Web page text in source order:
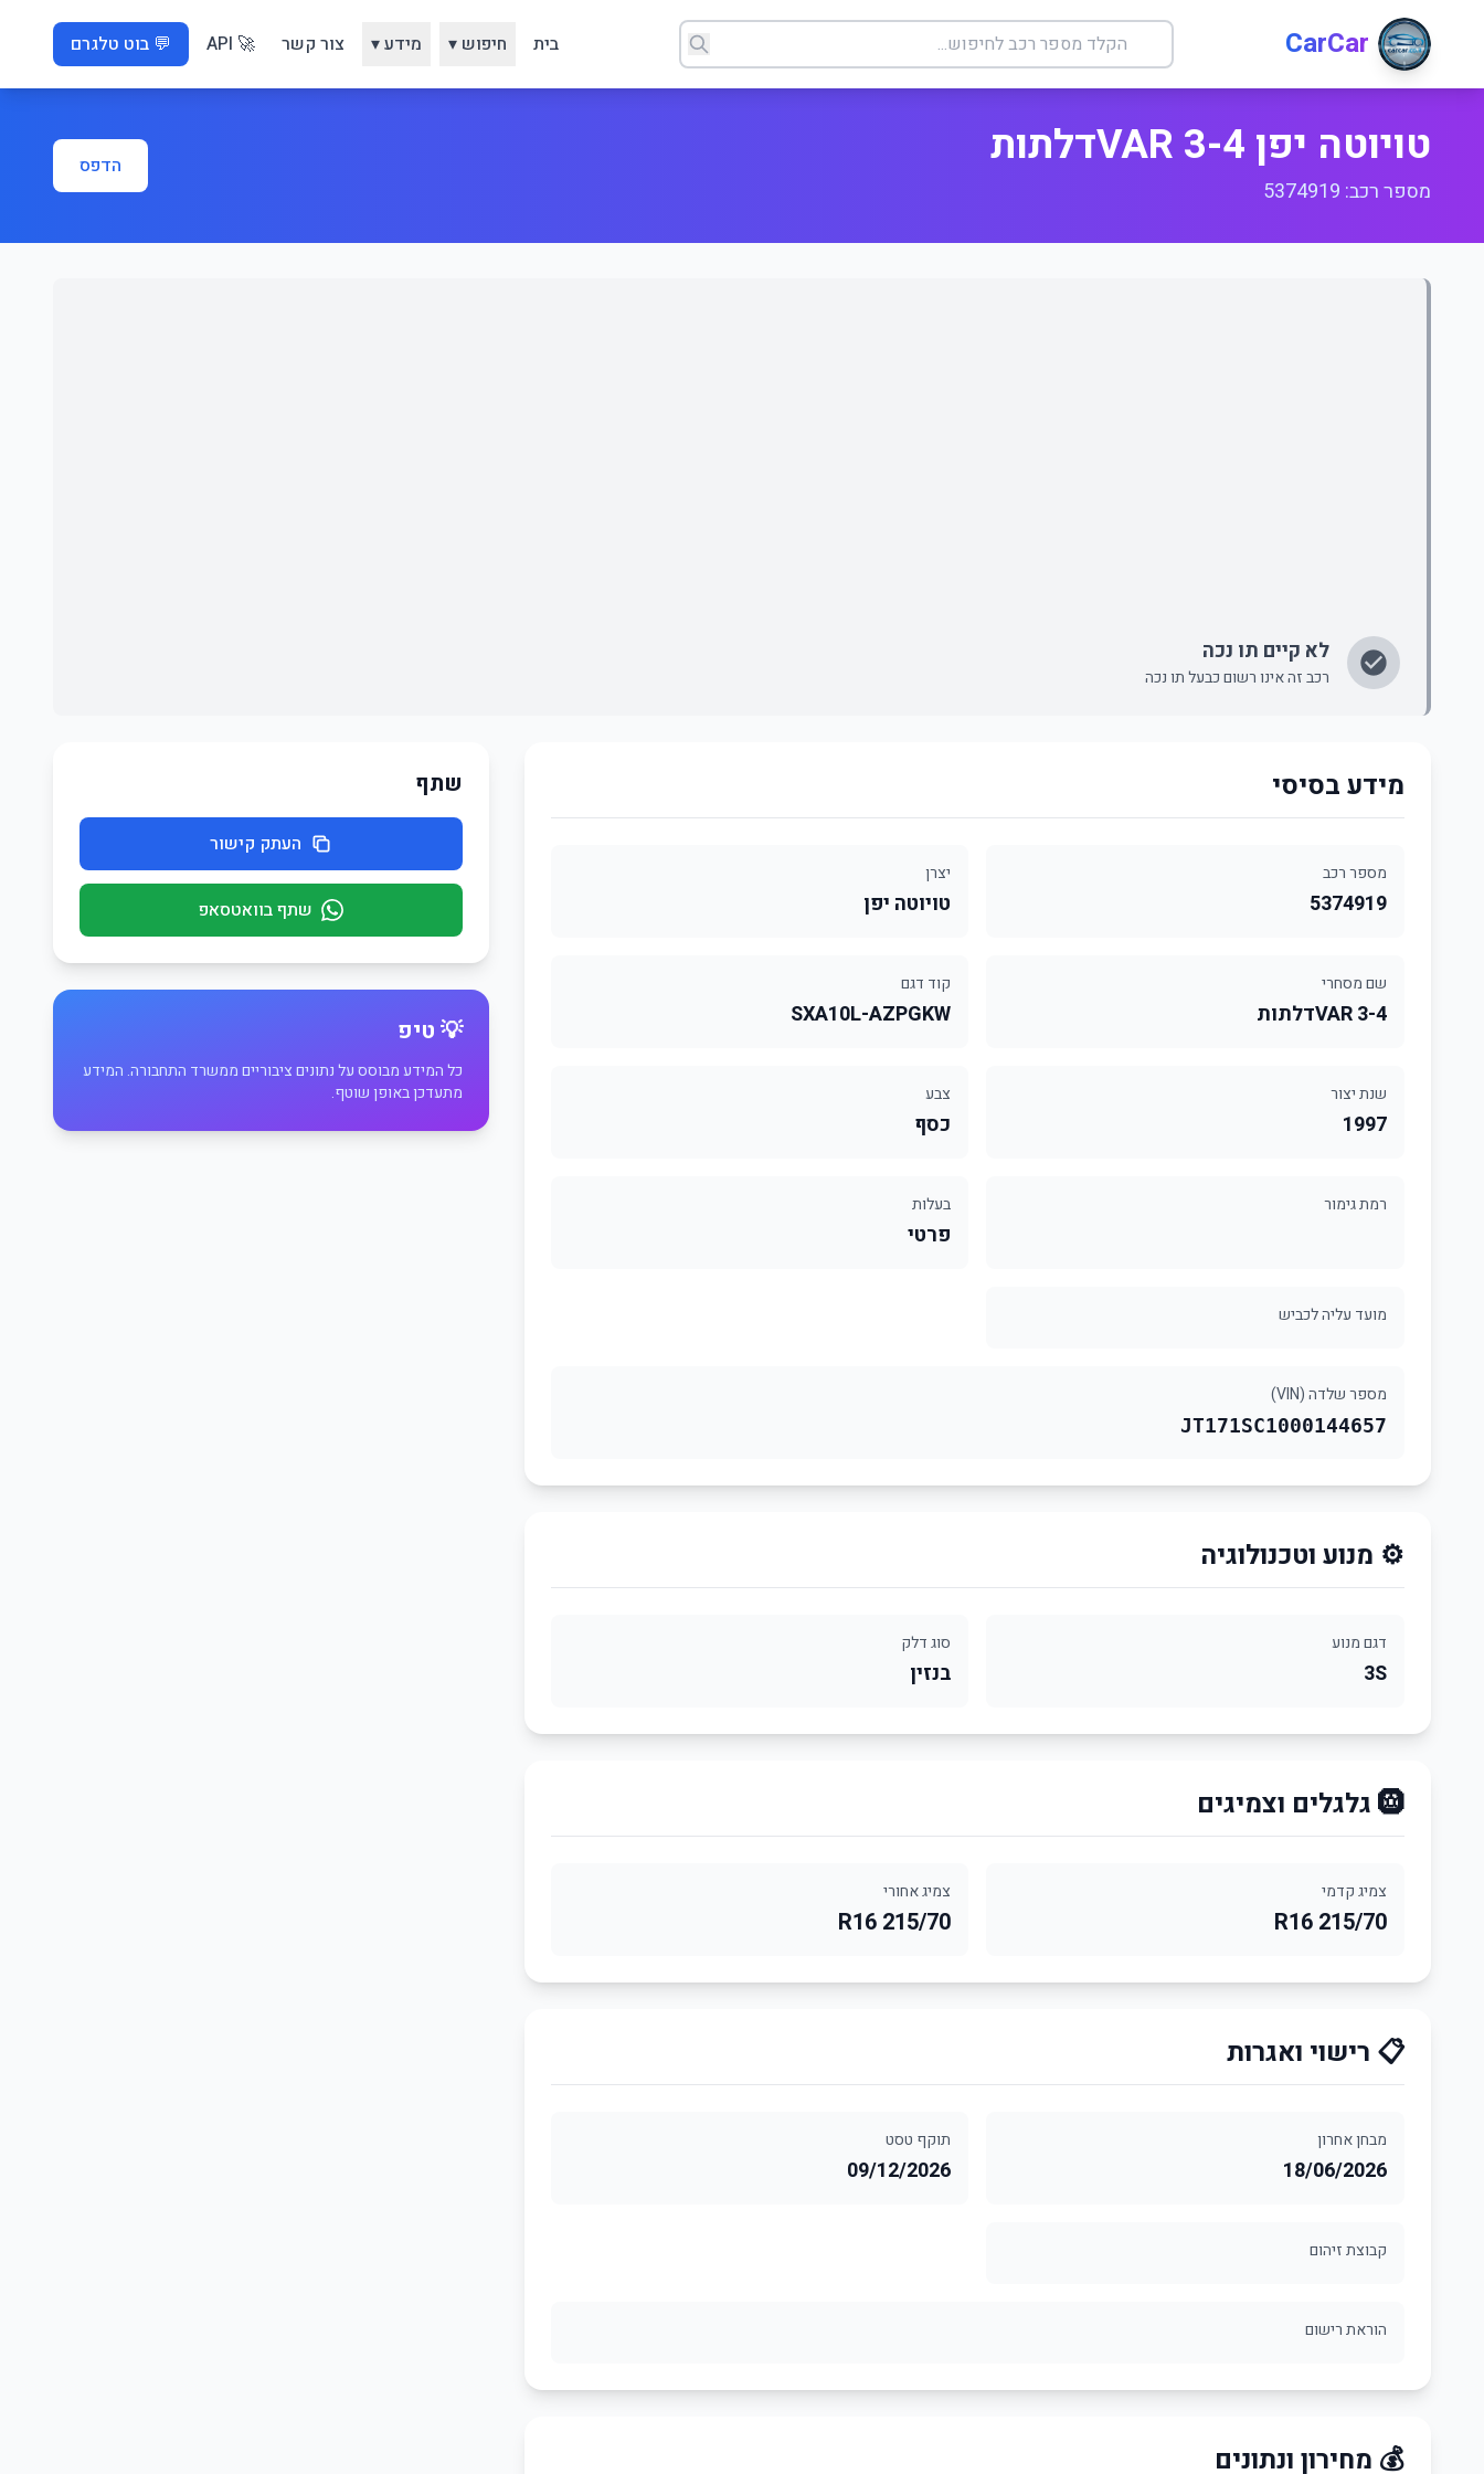
CarCar בית חיפוש ▾ מידע ▾ צור קשר 🚀 API 💬 בוט טלגרם
טויוטה יפן 4-VAR 3דלתות
מספר רכב: 5374919
הדפס
לא קיים תו נכה
רכב זה אינו רשום כבעל תו נכה
מידע בסיסי
מספר רכב
5374919
יצרן
טויוטה יפן
שם מסחרי
4-VAR 3דלתות
קוד דגם
SXA10L-AZPGKW
שנת יצור
1997
צבע
כסף
רמת גימור בעלות
פרטי
מועד עליה לכביש
מספר שלדה (VIN)
JT171SC1000144657
⚙️ מנוע וטכנולוגיה
דגם מנוע
3S
סוג דלק
בנזין
🛞 גלגלים וצמיגים
צמיג קדמי
215/70 R16
צמיג אחורי
215/70 R16
📋 רישוי ואגרות
מבחן אחרון
18/06/2026
תוקף טסט
09/12/2026
קבוצת זיהום
הוראת רישום
💰 מחירון ונתונים
שתף
העתק קישור
שתף בוואטסאפ
💡 טיפ
כל המידע מבוסס על נתונים ציבוריים ממשרד התחבורה. המידע
מתעדכן באופן שוטף.